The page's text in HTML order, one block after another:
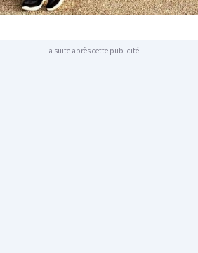
La suite après cette publicité